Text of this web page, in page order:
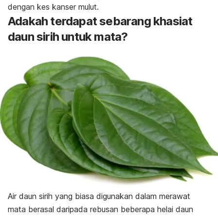
dengan kes kanser mulut.
Adakah terdapat sebarang khasiat
daun sirih untuk mata?
Air daun sirih yang biasa digunakan dalam merawat
mata berasal daripada rebusan beberapa helai daun